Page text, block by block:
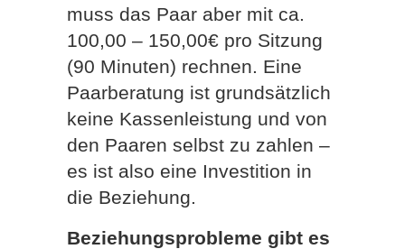
muss das Paar aber mit ca.
100,00 – 150,00€ pro Sitzung
(90 Minuten) rechnen. Eine
Paarberatung ist grundsätzlich
keine Kassenleistung und von
den Paaren selbst zu zahlen –
es ist also eine Investition in
die Beziehung.
Beziehungsprobleme gibt es